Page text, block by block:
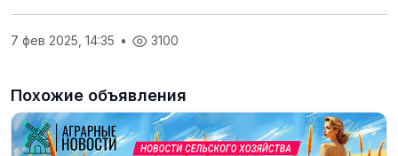
7 фев 2025, 14:35 • 3100
Похожие объявления